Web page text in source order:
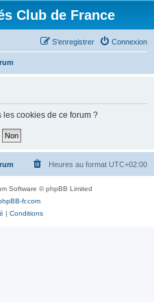
Club de France
Connexion
S’enregistrer
les cookies de ce forum ?
Heures au format UTC+02:00
Software © phpBB Limited
fr.com
| Conditions